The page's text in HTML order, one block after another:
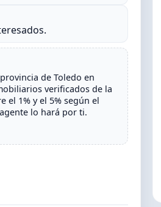
de Toledo en
verificados de la
el 1% y el 5% según el
lo hará por ti.